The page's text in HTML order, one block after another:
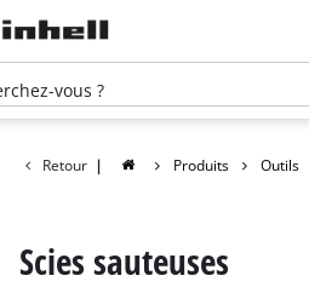
Retour | Produits Outils
Scies sauteuses